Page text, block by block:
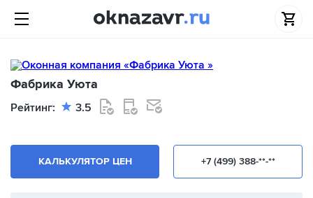
Фабрика Уюта
Рейтинг: 3.5
+7 (499) 388-**-**
КАЛЬКУЛЯТОР ЦЕН